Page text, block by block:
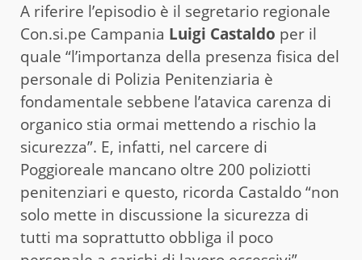
A riferire l’episodio è il segretario regionale
Con.si.pe Campania Luigi Castaldo per il
quale “l’importanza della presenza fisica del
personale di Polizia Penitenziaria è
fondamentale sebbene l’atavica carenza di
organico stia ormai mettendo a rischio la
sicurezza”. E, infatti, nel carcere di
Poggioreale mancano oltre 200 poliziotti
penitenziari e questo, ricorda Castaldo “non
solo mette in discussione la sicurezza di
tutti ma soprattutto obbliga il poco